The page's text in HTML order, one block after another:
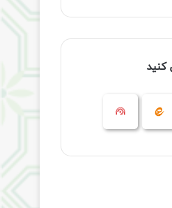
کنید
ایتا